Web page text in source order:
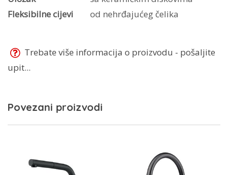
Fleksibilne cijevi
od nehrđajućeg čelika
Trebate više informacija o proizvodu - pošaljite
upit...
Povezani proizvodi